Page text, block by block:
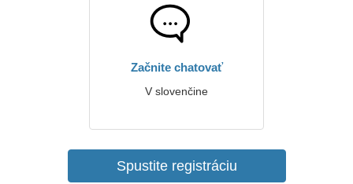
Začnite chatovať
V slovenčine
Spustite registráciu